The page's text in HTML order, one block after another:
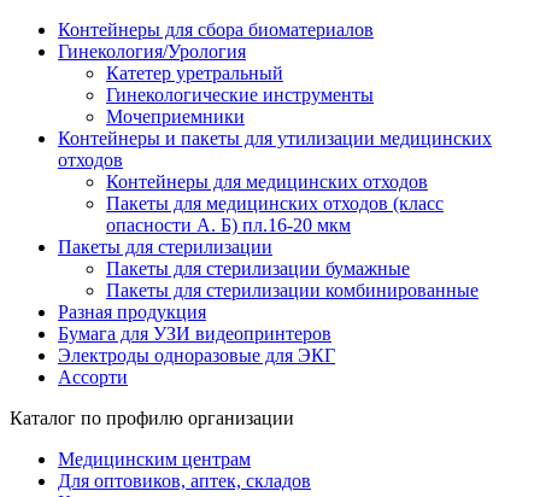
Контейнеры для сбора биоматериалов
Гинекология/Урология
Катетер уретральный
Гинекологические инструменты
Мочеприемники
Контейнеры и пакеты для утилизации медицинских
отходов
Контейнеры для медицинских отходов
Пакеты для медицинских отходов (класс
опасности А. Б) пл.16-20 мкм
Пакеты для стерилизации
Пакеты для стерилизации бумажные
Пакеты для стерилизации комбинированные
Разная продукция
Бумага для УЗИ видеопринтеров
Электроды одноразовые для ЭКГ
Ассорти
Каталог по профилю организации
Медицинским центрам
Для оптовиков, аптек, складов